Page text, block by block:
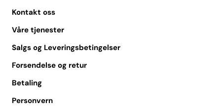
Kontakt oss
Våre tjenester
Salgs og Leveringsbetingelser
Forsendelse og retur
Betaling
Personvern